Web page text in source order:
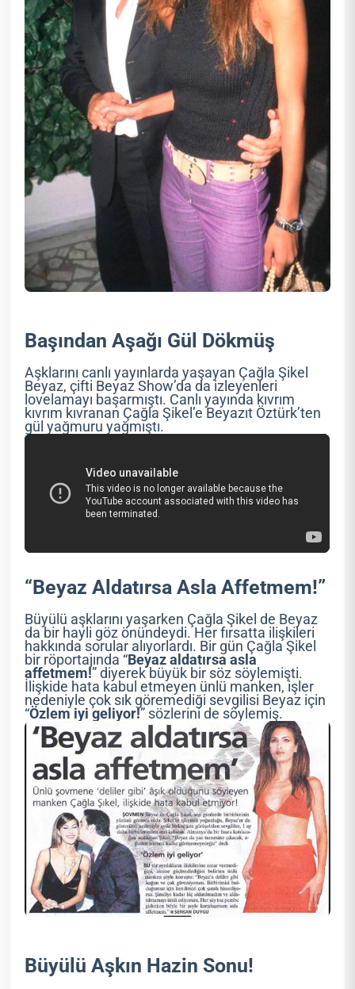
Başından Aşağı Gül Dökmüş
Aşklarını canlı yayınlarda yaşayan Çağla Şikel
Beyaz, çifti Beyaz Show’da da izleyenleri
lovelamayı başarmıştı. Canlı yayında kıvrım
kıvrım kıvranan Çağla Şikel’e Beyazıt Öztürk’ten
gül yağmuru yağmıştı.
“Beyaz Aldatırsa Asla Affetmem!”
Büyülü aşklarını yaşarken Çağla Şikel de Beyaz
da bir hayli göz önündeydi. Her fırsatta ilişkileri
hakkında sorular alıyorlardı. Bir gün Çağla Şikel
bir röportajında “Beyaz aldatırsa asla
affetmem!” diyerek büyük bir söz söylemişti.
İlişkide hata kabul etmeyen ünlü manken, işler
nedeniyle çok sık göremediği sevgilisi Beyaz için
“Özlem iyi geliyor!” sözlerini de söylemiş.
Büyülü Aşkın Hazin Sonu!